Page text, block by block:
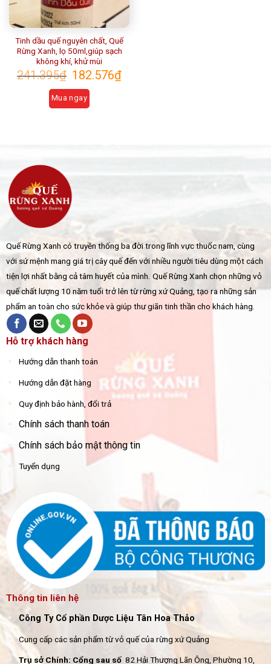
Tinh dầu quế nguyên chất, Quế
Rừng Xanh, lọ 50ml,giúp sạch
không khí, khử mùi
241.395₫ 182.576₫
Mua ngay
Quế Rừng Xanh có truyền thống ba đời trong lĩnh vực thuốc nam, cùng
với sứ mệnh mang giá trị cây quế đến với nhiều người tiêu dùng một cách
tiện lợi nhất bằng cả tâm huyết của mình. Quế Rừng Xanh chọn những vỏ
quế chất lượng 10 năm tuổi trở lên từ rừng xứ Quảng, tạo ra những sản
phẩm an toàn cho sức khỏe và giúp thư giãn tinh thần cho khách hàng.
Hỗ trợ khách hàng
Hướng dẫn thanh toán
Hướng dẫn đặt hàng
Quy định bảo hành, đổi trả
Chính sách thanh toán
Chính sách bảo mật thông tin
Tuyển dụng
Thông tin liên hệ
Công Ty Cổ phần Dược Liệu Tân Hoa Thảo
Cung cấp các sản phẩm từ vỏ quế của rừng xứ Quảng
Trụ sở Chính: Cổng sau số 82 Hải Thượng Lãn Ông, Phường 10,